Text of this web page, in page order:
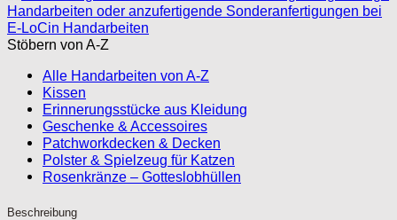
Stöbern von A-Z
Alle Handarbeiten von A-Z
Kissen
Erinnerungsstücke aus Kleidung
Geschenke & Accessoires
Patchworkdecken & Decken
Polster & Spielzeug für Katzen
Rosenkränze – Gotteslobhüllen
Beschreibung